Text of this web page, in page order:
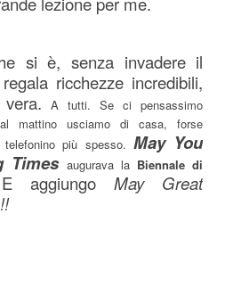
si è, senza invadere il
ricchezze incredibili,
A tutti. Se ci pensassimo
mattino usciamo di casa, forse
telefonino più spesso.May You
Timesaugurava la Biennale di
aggiungoMay Great